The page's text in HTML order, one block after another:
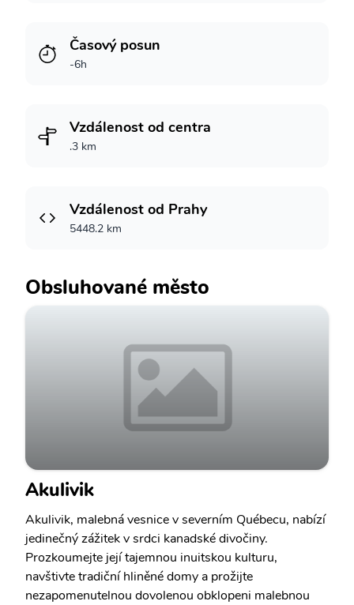
Časový posun
-6h
Vzdálenost od centra
.3 km
Vzdálenost od Prahy
5448.2 km
Obsluhované město
Akulivik
Akulivik, malebná vesnice v severním Québecu, nabízí
jedinečný zážitek v srdci kanadské divočiny.
Prozkoumejte její tajemnou inuitskou kulturu,
navštivte tradiční hliněné domy a prožijte
nezapomenutelnou dovolenou obklopeni malebnou